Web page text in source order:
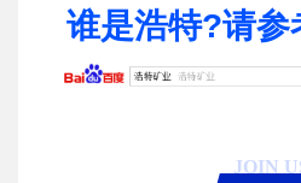
谁是浩特?请参
JOIN